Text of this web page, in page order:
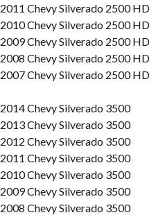
2011 Chevy Silverado 2500 HD
2010 Chevy Silverado 2500 HD
2009 Chevy Silverado 2500 HD
2008 Chevy Silverado 2500 HD
2007 Chevy Silverado 2500 HD
2014 Chevy Silverado 3500
2013 Chevy Silverado 3500
2012 Chevy Silverado 3500
2011 Chevy Silverado 3500
2010 Chevy Silverado 3500
2009 Chevy Silverado 3500
2008 Chevy Silverado 3500